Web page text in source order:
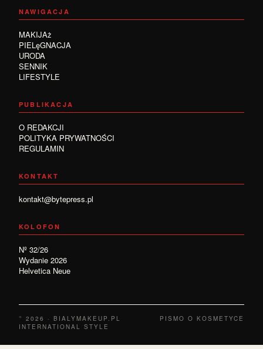
NAWIGACJA
MAKIJAż
PIELęGNACJA
URODA
SENNIK
LIFESTYLE
PUBLIKACJA
O REDAKCJI
POLITYKA PRYWATNOŚCI
REGULAMIN
KONTAKT
kontakt@bytepress.pl
KOLOFON
Nº 32/26
Wydanie 2026
Helvetica Neue
© 2026 · BIALYMAKEUP.PL
PISMO O KOSMETYCE
INTERNATIONAL STYLE